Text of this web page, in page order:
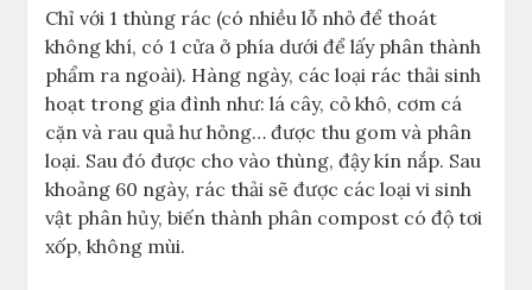
Chỉ với 1 thùng rác (có nhiều lỗ nhỏ để thoát
không khí, có 1 cửa ở phía dưới để lấy phân thành
phẩm ra ngoài). Hàng ngày, các loại rác thải sinh
hoạt trong gia đình như: lá cây, cỏ khô, cơm cá
cặn và rau quả hư hỏng… được thu gom và phân
loại. Sau đó được cho vào thùng, đậy kín nắp. Sau
khoảng 60 ngày, rác thải sẽ được các loại vi sinh
vật phân hủy, biến thành phân compost có độ tơi
xốp, không mùi.